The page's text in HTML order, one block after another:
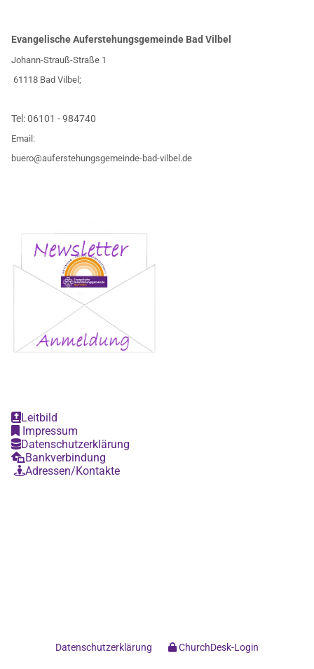
Evangelische Auferstehungsgemeinde Bad Vilbel
Johann-Strauß-Straße 1
61118 Bad Vilbel;
Tel:06101 - 984740
Email:
buero@auferstehungsgemeinde-bad-vilbel.de
Leitbild
Impressum
Datenschutzerklärung
Bankverbindung
Adressen/Kontakte
Datenschutzerklärung ChurchDesk-Login